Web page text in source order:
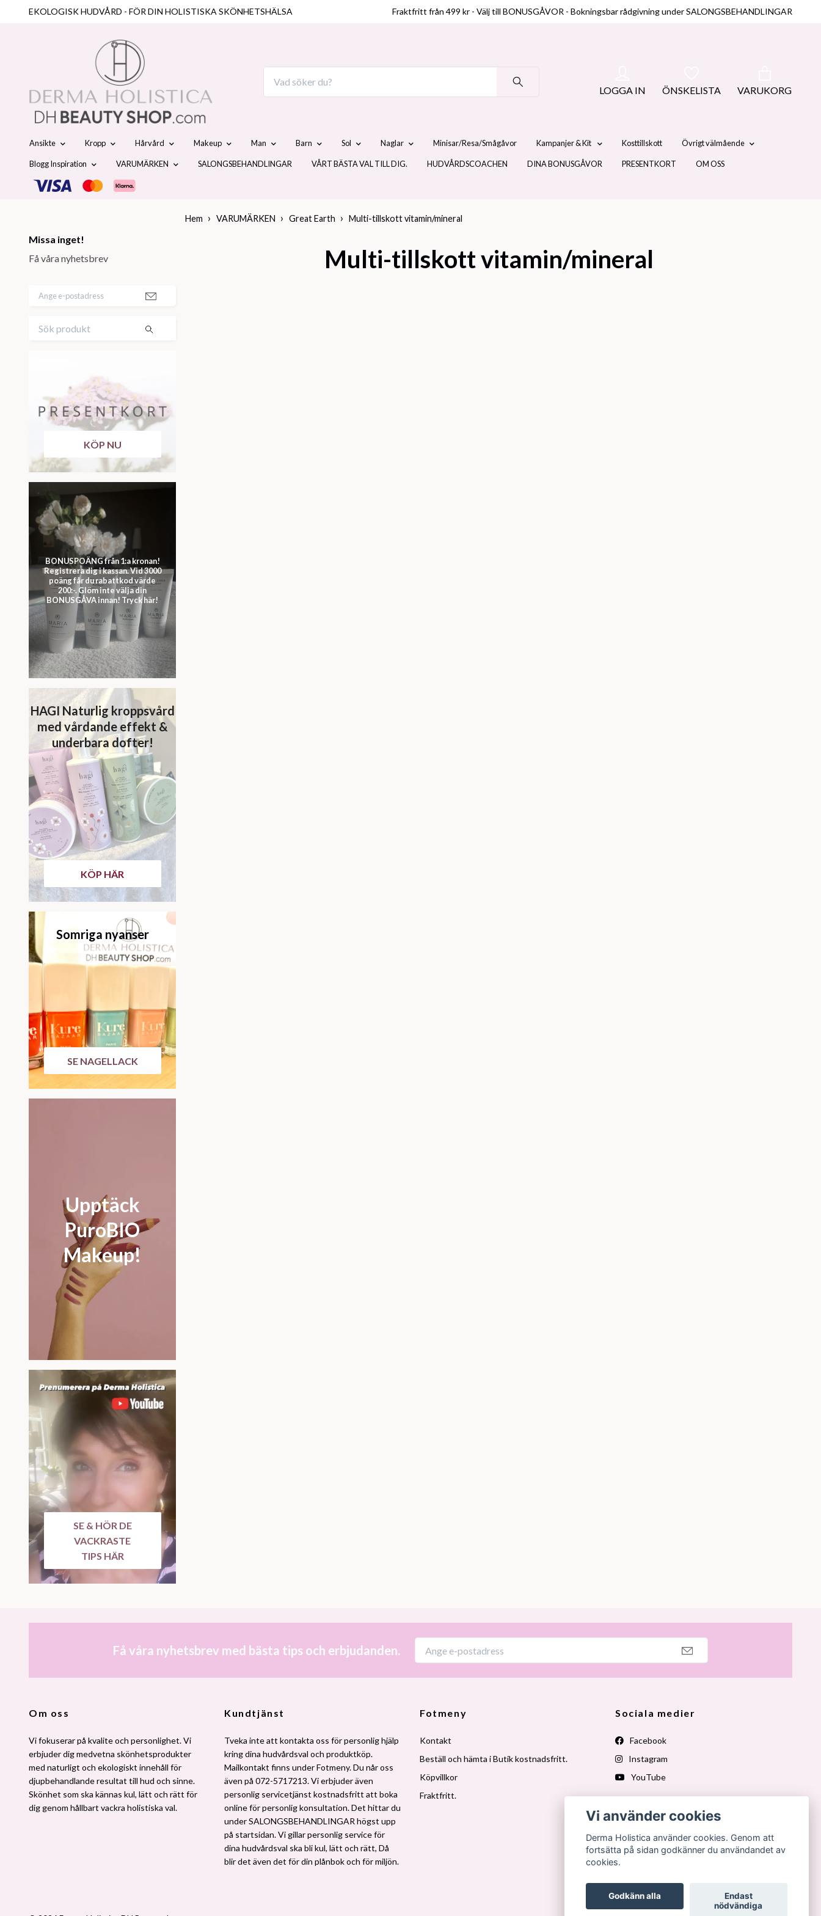
EKOLOGISK HUDVÅRD - FÖR DIN HOLISTISKA SKÖNHETSHÄLSA Fraktfritt från 499 kr - Välj till BONUSGÅVOR - Bokningsbar rådgivning under SALONGSBEHANDLINGAR
LOGGA IN ÖNSKELISTA VARUKORG
Ansikte Kropp Hårvård Makeup Man Barn Sol Naglar Minisar/Resa/Smågåvor Kampanjer & Kit Kosttillskott Övrigt välmående
Blogg Inspiration VARUMÄRKEN SALONGSBEHANDLINGAR VÅRT BÄSTA VAL TILL DIG. HUDVÅRDSCOACHEN DINA BONUSGÅVOR PRESENTKORT OM OSS
Missa inget!
Få våra nyhetsbrev
KÖP NU
BONUSPOÄNG från 1:a kronan!
Registrera dig i kassan. Vid 3000
poäng får du rabattkod värde
200:-. Glöm inte välja din
BONUSGÅVA innan! Tryck här!
HAGI Naturlig kroppsvård
med vårdande effekt &
underbara dofter!
KÖP HÄR
Somriga nyanser
SE NAGELLACK
Upptäck
PuroBIO
Makeup!
SE & HÖR DE
VACKRASTE
TIPS HÄR
Hem VARUMÄRKEN Great Earth Multi-tillskott vitamin/mineral
Multi-tillskott vitamin/mineral
Få våra nyhetsbrev med bästa tips och erbjudanden.
Om oss
Vi fokuserar på kvalite och personlighet. Vi
erbjuder dig medvetna skönhetsprodukter
med naturligt och ekologiskt innehåll för
djupbehandlande resultat till hud och sinne.
Skönhet som ska kännas kul, lätt och rätt för
dig genom hållbart vackra holistiska val.
Kundtjänst
Tveka inte att kontakta oss för personlig hjälp
kring dina hudvårdsval och produktköp.
Mailkontakt finns under Fotmeny. Du når oss
även på 072-5717213. Vi erbjuder även
personlig servicetjänst kostnadsfritt att boka
online för personlig konsultation. Det hittar du
under SALONGSBEHANDLINGAR högst upp
på startsidan. Vi gillar personlig service för
dina hudvårdsval ska bli kul, lätt och rätt, Då
blir det även det för din plånbok och för miljön.
Fotmeny
Kontakt
Beställ och hämta i Butik kostnadsfritt.
Köpvillkor
Fraktfritt.
Sociala medier
Facebook
Instagram
YouTube
Vi använder cookies
Derma Holistica använder cookies. Genom att
fortsätta på sidan godkänner du användandet av
cookies.
Godkänn alla
Endast
nödvändiga